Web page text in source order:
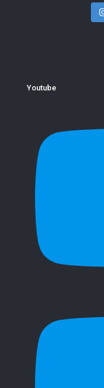
Youtube